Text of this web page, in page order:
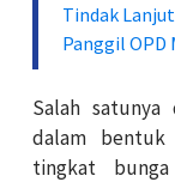
Tindak
Panggil OPD
Salah satunya
dalam bentuk
tingkat